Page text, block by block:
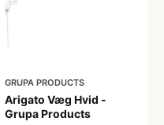
GRUPA PRODUCTS
Arigato Væg Hvid -
Grupa Products